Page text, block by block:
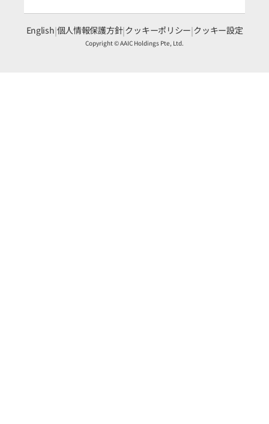
English|個人情報保護方針|クッキーポリシー|クッキー設定
Copyright © AAIC Holdings Pte, Ltd.